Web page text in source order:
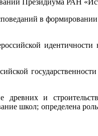
в
и
школ; определена